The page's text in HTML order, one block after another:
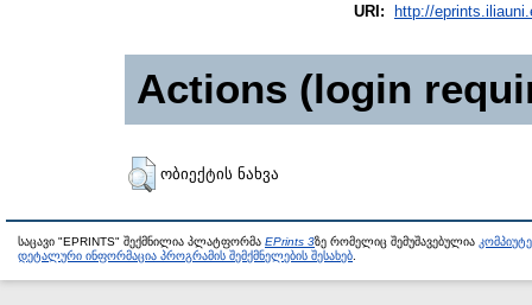
URI: http://
Actions (login
ობიექტის ნახვა
საცავი "EPRINTS" შექმნილია პლატფორმა EPrints 3ზე რომელიც შემუშავებულია
დეტალური ინფორმაცია პროგრამის შემქმნელების შესახებ